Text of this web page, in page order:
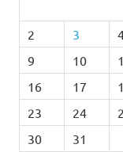
2
3
9
10
16
17
23
24
30
31